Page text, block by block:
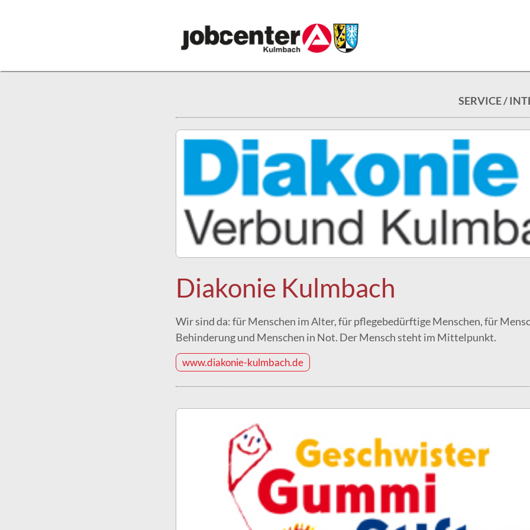
SERVICE /
Diakonie Kulmbach
Wir sind da: für Menschen im Alter, für pflegebedürftige Menschen, für
Behinderung und Menschen in Not. Der Mensch steht im Mittelpunkt.
www.diakonie-kulmbach.de